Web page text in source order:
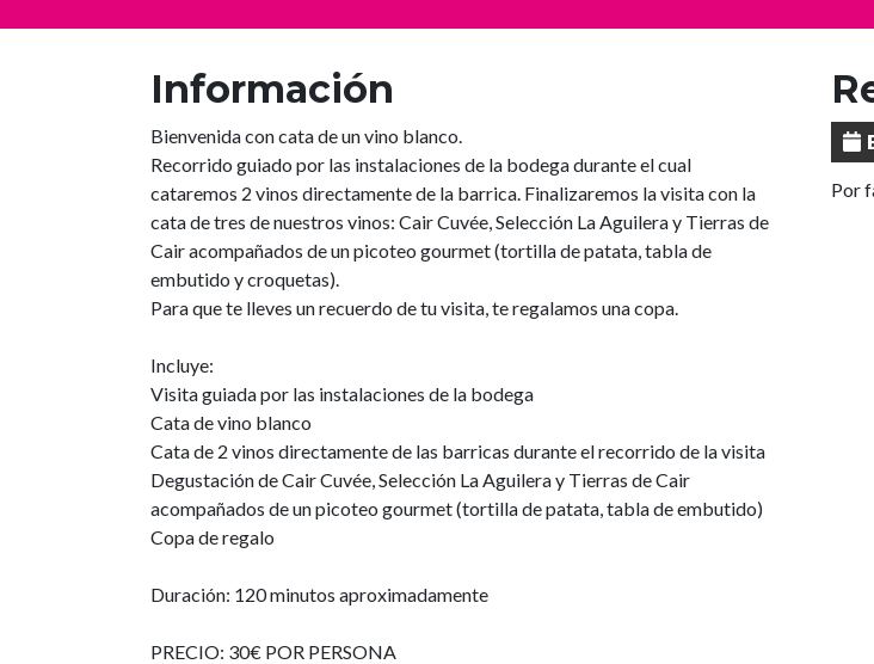
Información
Bienvenida con cata de un vino blanco.
Recorrido guiado por las instalaciones de la bodega durante el cual
cataremos 2 vinos directamente de la barrica. Finalizaremos la visita con la
cata de tres de nuestros vinos: Cair Cuvée, Selección La Aguilera y Tierras de
Cair acompañados de un picoteo gourmet (tortilla de patata, tabla de
embutido y croquetas).
Para que te lleves un recuerdo de tu visita, te regalamos una copa.
Incluye:
Visita guiada por las instalaciones de la bodega
Cata de vino blanco
Cata de 2 vinos directamente de las barricas durante el recorrido de la visita
Degustación de Cair Cuvée, Selección La Aguilera y Tierras de Cair
acompañados de un picoteo gourmet (tortilla de patata, tabla de embutido)
Copa de regalo
Duración: 120 minutos aproximadamente
PRECIO: 30€ POR PERSONA
Por